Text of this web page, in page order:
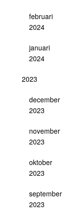
februari
2024
januari
2024
2023
december
2023
november
2023
oktober
2023
september
2023